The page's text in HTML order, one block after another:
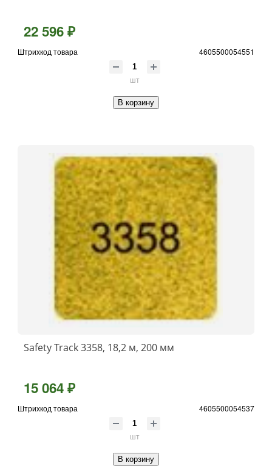
22 596 ₽
Штрихкод товара 4605500054551
шт
В корзину
Safety Track 3358, 18,2 м, 200 мм
15 064 ₽
Штрихкод товара 4605500054537
шт
В корзину